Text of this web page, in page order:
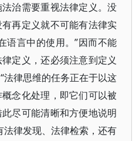
治需要重视法律定义。没
再定义就不可能有法律实
语言中的使用。”因而不能
定义，还必须注意到定义
法律思维的任务正在于以这
念化处理，即它们可以被
尽可能清晰和方便地说明
法律发现、法律检索，还有